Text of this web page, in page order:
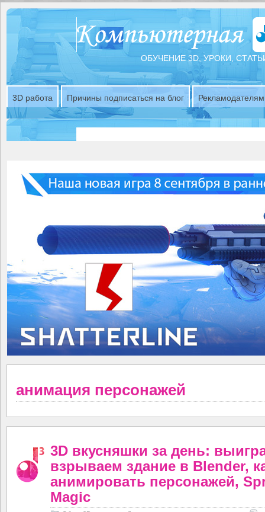
ОБУЧЕНИЕ 3D, УРОКИ,
3D работа Причины подписаться на блог Рекламодателям
анимация персонажей
3D вкусняшки за день:
взрываем здание в Blender,
анимировать персонажей,
Magic